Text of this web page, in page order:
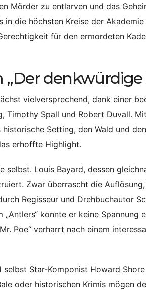
Mörder zu entlarven und das
in die höchsten Kreise der
für den ermordeten
denkwürdige
vielversprechend, dank einer
Timothy Spall und Robert Duvall.
Setting, den Wald und
erhoffte Highlight.
Louis Bayard, dessen
Zwar überrascht die
Regisseur und Drehbuchautor
konnte er keine Spannung
Poe“ verharrt nach einem
Star-Komponist Howard
oder historischen Krimis mögen